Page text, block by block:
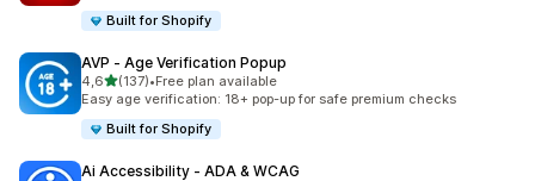
Built for Shopify
AVP ‑ Age Verification Popup
4,65 yıldız üzerinden
(137)
toplam 137 değerlendirme
•Free plan available
Easy age verification: 18+ pop-up for safe premium checks
Built for Shopify
Ai Accessibility ‑ ADA & WCAG